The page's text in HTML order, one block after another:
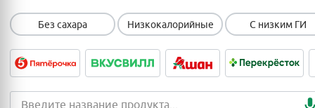
Без сахара Низкокалорийные С низким ГИ